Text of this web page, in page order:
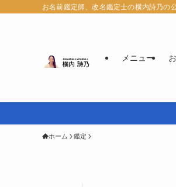
お名前鑑定師、改名鑑定士の横内詩乃の
メニュー
ホーム 鑑定